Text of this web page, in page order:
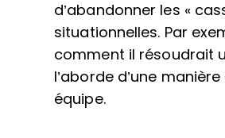
d’abandonner les «
situationnelles. Par
comment il résoudrait
l’aborde d’une
équipe.